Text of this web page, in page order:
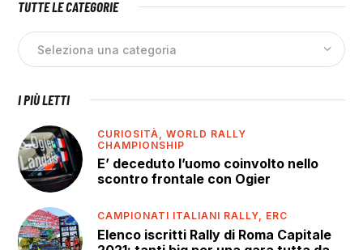
TUTTE LE CATEGORIE
I PIÙ LETTI
CURIOSITÀ,WORLD RALLY
CHAMPIONSHIP
E’ deceduto l’uomo coinvolto nello
scontro frontale con Ogier
CAMPIONATI ITALIANI RALLY, ERC
Elenco iscritti Rally di Roma Capitale